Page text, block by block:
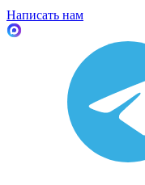
Написать нам